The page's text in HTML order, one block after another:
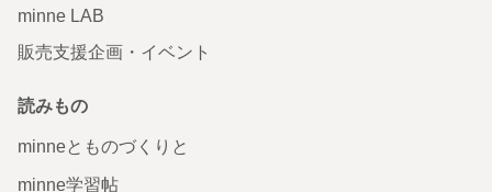
minne LAB
販売支援企画・イベント
読みもの
minneとものづくりと
minne学習帖